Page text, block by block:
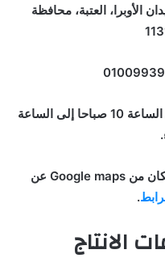
ميدان الأوبرا، العتبة، محافظة
أوقات العمل : جميع أيام الأسبوع من الساعة 10 صباحا إلى الساعة
اللوكيشن : يمكن الوصول إلى المكان من Google maps عن
.
الانتاج